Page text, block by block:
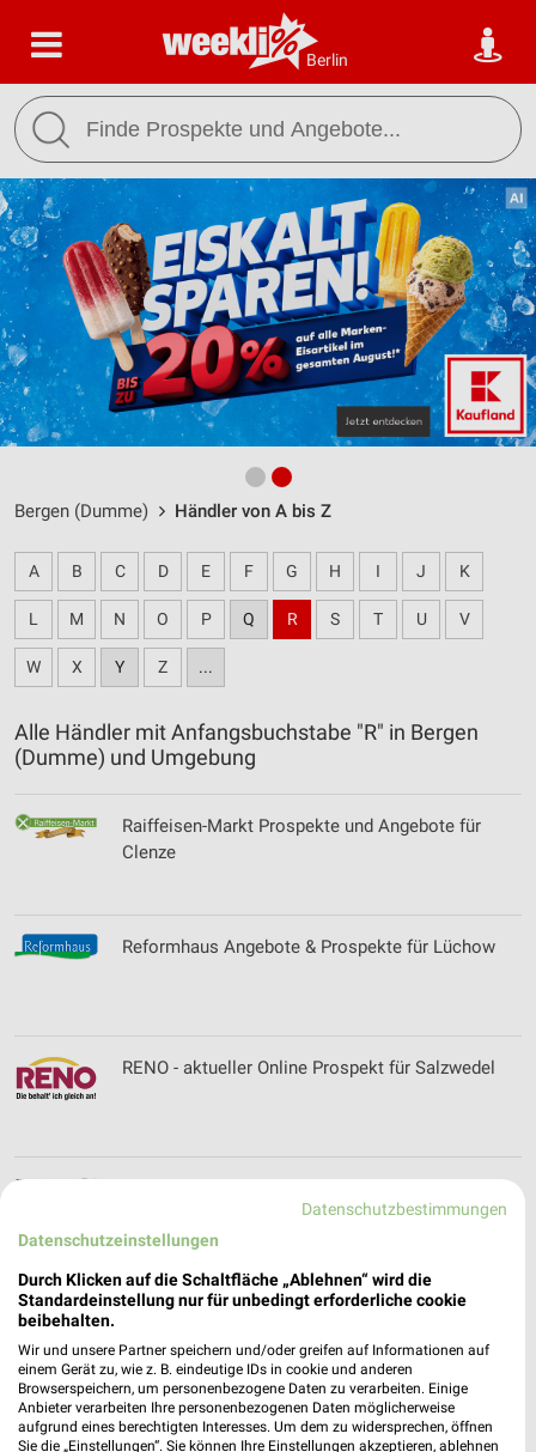
Berlin
Bergen (Dumme) Händler von A bis Z
A B C D E F G H I J K
L M N O P Q R S T U V
W X Y Z ...
Alle Händler mit Anfangsbuchstabe "R" in Bergen
(Dumme) und Umgebung
Raiffeisen-Markt Prospekte und Angebote für
Clenze
Reformhaus Angebote & Prospekte für Lüchow
RENO - aktueller Online Prospekt für Salzwedel
REWE Prospekt der Woche für Lüchow
ROLLER Katalog und Prospekte für
Datenschutzbestimmungen
Datenschutzeinstellungen
Durch Klicken auf die Schaltfläche „Ablehnen“ wird die
Standardeinstellung nur für unbedingt erforderliche cookie
beibehalten.
Wir und unsere Partner speichern und/oder greifen auf Informationen auf
einem Gerät zu, wie z. B. eindeutige IDs in cookie und anderen
Browserspeichern, um personenbezogene Daten zu verarbeiten. Einige
Anbieter verarbeiten Ihre personenbezogenen Daten möglicherweise
aufgrund eines berechtigten Interesses. Um dem zu widersprechen, öffnen
Sie die „Einstellungen“. Sie können Ihre Einstellungen akzeptieren, ablehnen